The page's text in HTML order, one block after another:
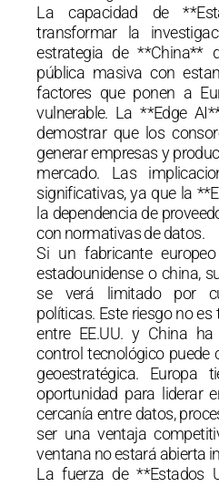
La capacidad de
transformar la
estrategia de **China**
pública masiva con
factores que ponen a
vulnerable. La **Edge
demostrar que los
generar empresas y
mercado. Las
significativas, ya que la
la dependencia de
con normativas de datos.
Si un fabricante
estadounidense o china,
se verá limitado por
políticas. Este riesgo no
entre EE.UU. y China
control tecnológico puede
geoestratégica. Europa
oportunidad para liderar
cercanía entre datos,
ser una ventaja
ventana no estará abierta
La fuerza de **Estados